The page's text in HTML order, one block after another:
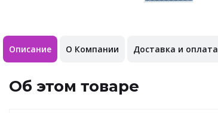
Описание О Компании Доставка и оплата
Об этом товаре